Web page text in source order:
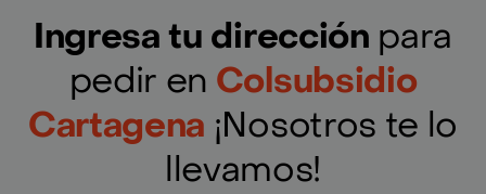
Ingresa tu dirección para
pedir en Colsubsidio
Cartagena ¡Nosotros te lo
llevamos!